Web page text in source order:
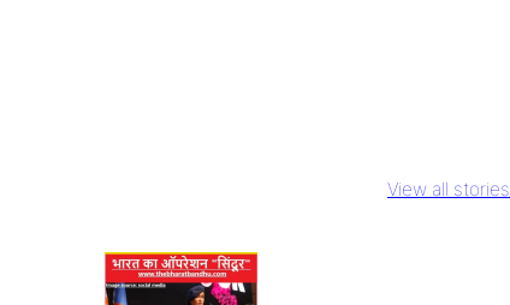
View all stories
Kohli का 6th